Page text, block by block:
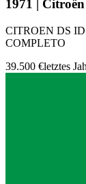
1971 |
CITROEN DS ID
COMPLETO
39.500 €letztes